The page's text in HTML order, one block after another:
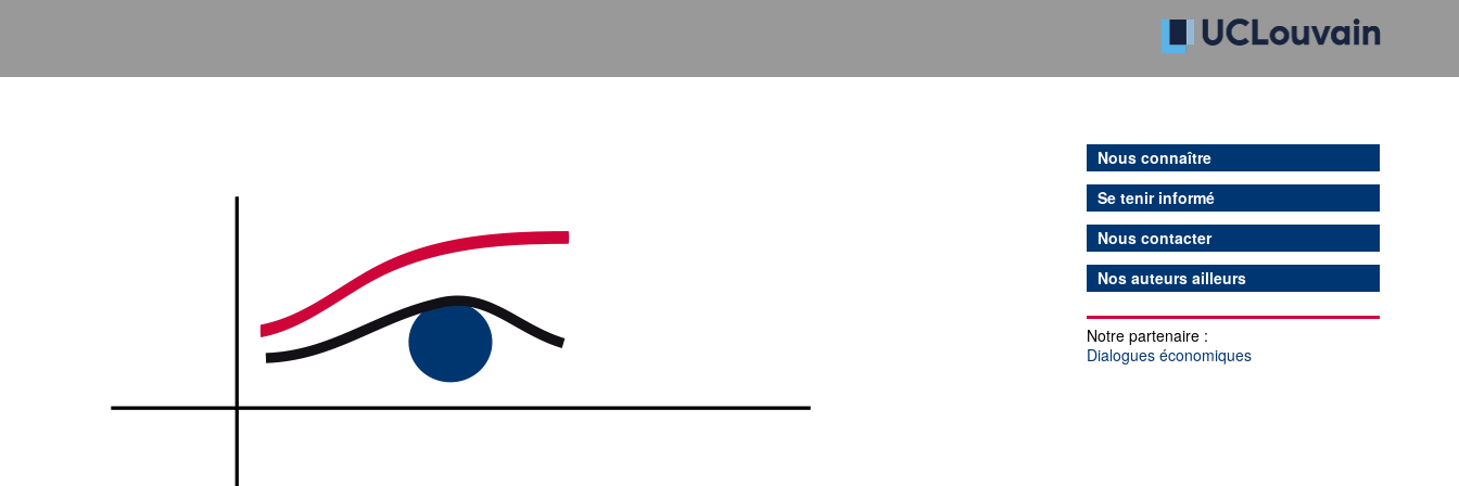
Nous connaître
Se tenir informé
Nous contacter
Nos auteurs ailleurs
Notre partenaire :
Dialogues économiques